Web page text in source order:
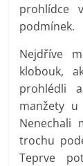
prohlídce
podmínek.
Nejdříve
klobouk,
prohlédli
manžety
Nenechali
trochu
Teprve